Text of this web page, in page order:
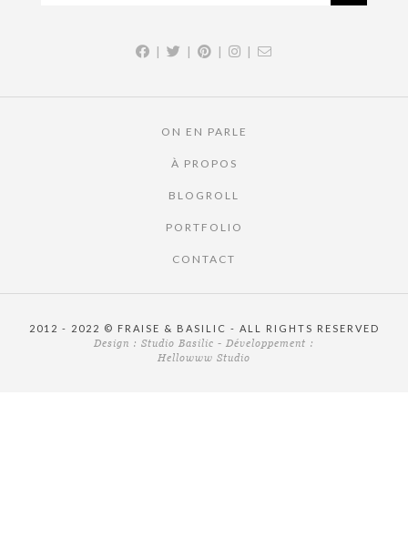
| | | |
ON EN PARLE
À PROPOS
BLOGROLL
PORTFOLIO
CONTACT
2012 - 2022 © FRAISE & BASILIC - ALL RIGHTS RESERVED
Design : Studio Basilic - Développement :
Hellowww Studio